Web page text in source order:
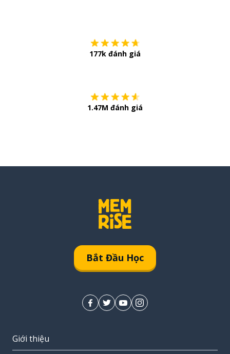
177k đánh giá
1.47M đánh giá
Bắt Đầu Học
Giới thiệu